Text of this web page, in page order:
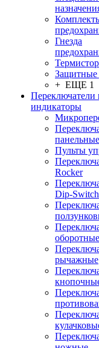
Гнезда
Защитные
+ ЕЩЕ 1
Переключатели
индикаторы
панельные
Пульты
Rocker
Dip-Switch
оборотные
рычажные